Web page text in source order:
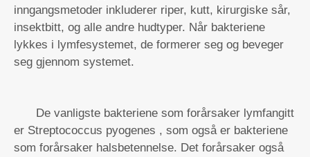
inngangsmetoder inkluderer riper, kutt, kirurgiske sår,
insektbitt, og alle andre hudtyper. Når bakteriene
lykkes i lymfesystemet, de formerer seg og beveger
seg gjennom systemet.
De vanligste bakteriene som forårsaker lymfangitt
er Streptococcus pyogenes , som også er bakteriene
som forårsaker halsbetennelse. Det forårsaker også